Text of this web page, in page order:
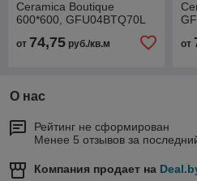
Ceramica Boutique
600*600, GFU04BTQ70L
от 74,75 руб./кв.м от
О нас
Рейтинг не сформирован
Менее 5 отзывов за
Компания продает на